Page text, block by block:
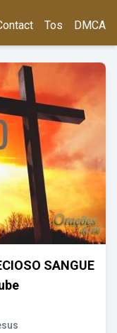
Tos DMCA
SANGUE